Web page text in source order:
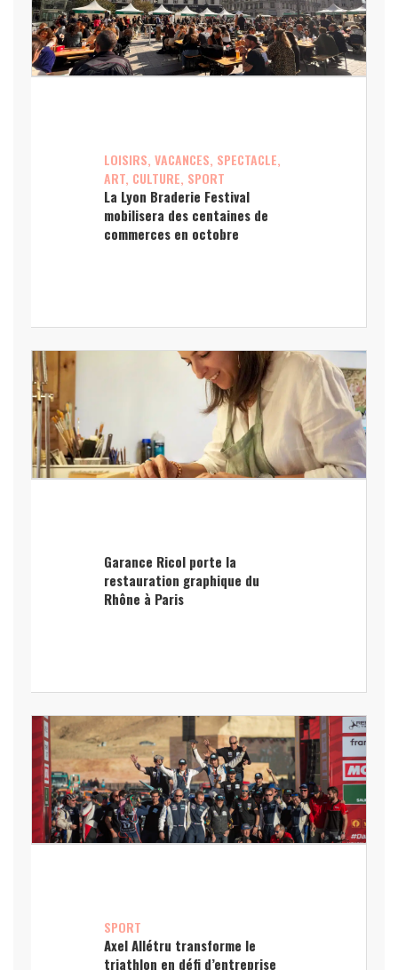
LOISIRS, VACANCES, SPECTACLE,
ART, CULTURE, SPORT
La Lyon Braderie Festival
mobilisera des centaines de
commerces en octobre
Garance Ricol porte la
restauration graphique du
Rhône à Paris
SPORT
Axel Allétru transforme le
triathlon en défi d’entreprise